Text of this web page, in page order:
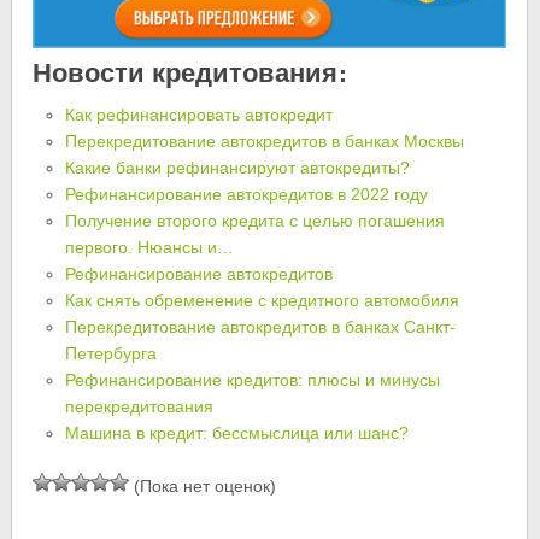
Новости кредитования:
Как рефинансировать автокредит
Перекредитование автокредитов в банках Москвы
Какие банки рефинансируют автокредиты?
Рефинансирование автокредитов в 2022 году
Получение второго кредита с целью погашения
первого. Нюансы и…
Рефинансирование автокредитов
Как снять обременение с кредитного автомобиля
Перекредитование автокредитов в банках Санкт-
Петербурга
Рефинансирование кредитов: плюсы и минусы
перекредитования
Машина в кредит: бессмыслица или шанс?
(Пока нет оценок)